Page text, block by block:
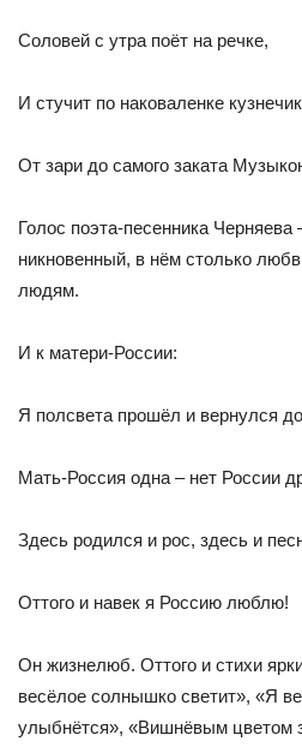
Соловей с утра поёт на речке,
И стучит по наковаленке
От зари до самого заката
Голос поэта-песенника
никновенный, в нём столько
людям.
И к матери-России:
Я полсвета прошёл и вернулся
Мать-Россия одна – нет России
Здесь родился и рос, здесь и
Оттого и навек я Россию люблю!
Он жизнелюб. Оттого и стихи
весёлое солнышко светит», «Я
улыбнёт­ся», «Вишнёвым цветом